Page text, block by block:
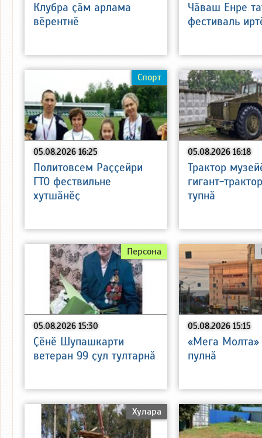
Клубра ҫӑм арлама
вӗрентнӗ
Чӑваш Енре
фестиваль
05.08.2026 16:25
Спорт
Политовсем Раҫҫейри
ГТО фествильне
хутшӑнӗҫ
05.08.2026 16:18
Трактор
гигант-
тупнӑ
05.08.2026 15:30
Персона
Ҫӗнӗ Шупашкарти
ветеран 99 ҫул тултарнӑ
05.08.2026 15:15
«Мега
пулнӑ
Хулара